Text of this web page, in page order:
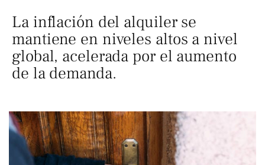
La inflación del alquiler se
mantiene en niveles altos a nivel
global, acelerada por el aumento
de la demanda.